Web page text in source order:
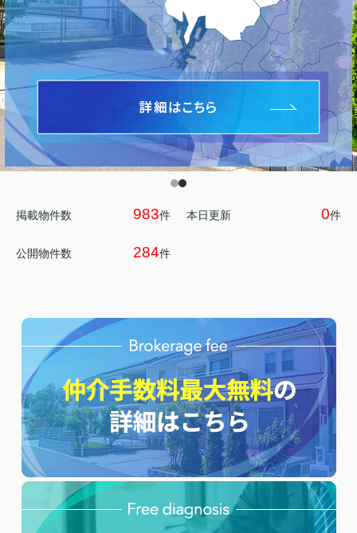
掲載物件数 983件 本日更新 0件
公開物件数 284件